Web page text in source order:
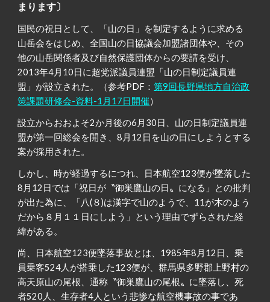
まります〕
国民の祝日として、「山の日」を制定するように求める
山岳会をはじめ、全国山の日協議会加盟諸団体や、その
他の山岳関係者及び自然保護団体からの要請を受け、
2013年4月10日に超党派議員連盟「山の日制定議員連
盟」が設立された。（参考PDF：第9回長野県地方自治政
策課題研修会-資料-1月17日開催）
設立からおおよそ2か月後の6月30日、山の日制定議員連
盟が第一回総会を開き、8月12日を山の日にしようとする
案が採用された。
しかし、時が経過するにつれ、日本航空123便が墜落した
8月12日では「祝日が〝御巣鷹山の日〟になる」との批判
が出た為に、「八(８)は漢字で山のようで、11が木のよう
だから８月１１日にしよう」という理由でずらされた経
緯がある。
尚、日本航空123便墜落事故とは、1985年8月12日、乗
員乗客524人が搭乗した123便が、群馬県多野郡上野村の
高天原山の尾根、通称〝御巣鷹山の尾根〟に墜落し、死
者520人、生存者4人という悲惨な航空機事故の事であ